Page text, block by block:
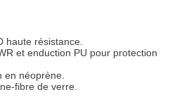
haute résistance.
et enduction PU pour protection
en néoprène.
fibre de verre.